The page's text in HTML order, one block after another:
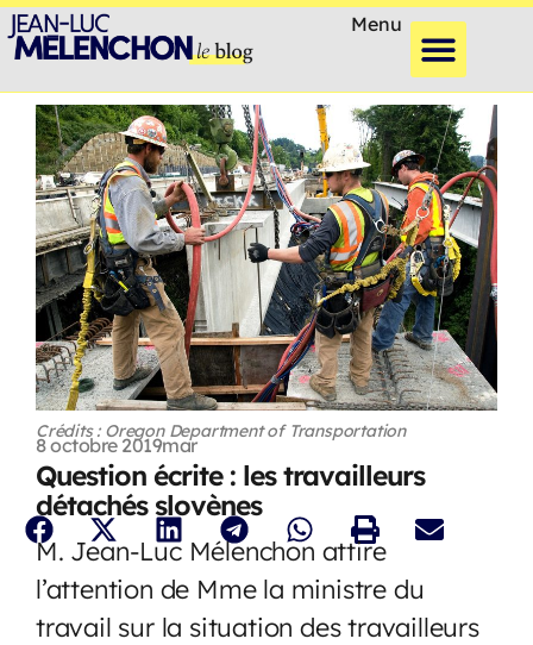
Menu
Crédits : Oregon Department of Transportation
8 octobre 2019mar
Question écrite : les travailleurs
détachés slovènes
M. Jean-Luc Mélenchon attire
l’attention de Mme la ministre du
travail sur la situation des travailleurs